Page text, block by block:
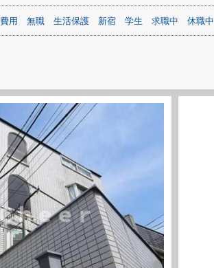
用 無職 生活保護 新宿 学生 求職中 休職中